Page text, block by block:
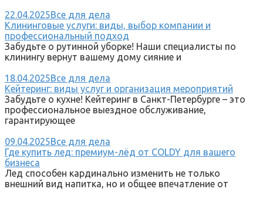
22.04.2025Все для дела
Клининговые услуги: виды, выбор компании и
профессиональный подход
Забудьте о рутинной уборке! Наши специалисты по
клинингу вернут вашему дому сияние и
18.04.2025Все для дела
Кейтеринг: виды услуг и организация мероприятий
Забудьте о кухне! Кейтеринг в Санкт-Петербурге – это
профессиональное выездное обслуживание,
гарантирующее
09.04.2025Все для дела
Где купить лед: премиум-лёд от COLDY для вашего
бизнеса
Лед способен кардинально изменить не только
внешний вид напитка, но и общее впечатление от